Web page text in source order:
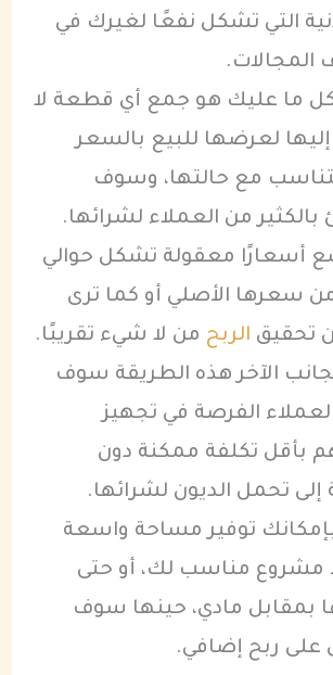
التي تشكل نفعًا لغيرك في
المجالات.
ما عليك هو جمع أي قطعة لا
إليها لعرضها للبيع بالسعر
مع حالتها، وسوف
بالكثير من العملاء لشرائها.
أسعارًا معقولة تشكل حوالي
من سعرها الأصلي أو كما ترى
تحقيق الربح من لا شيء تقريبًا.
الآخر هذه الطريقة سوف
الفرصة في تجهيز
بأقل تكلفة ممكنة دون
إلى تحمل الديون لشرائها.
توفير مساحة واسعة
مشروع مناسب لك، أو حتى
بمقابل مادي، حينها سوف
ربح إضافي.